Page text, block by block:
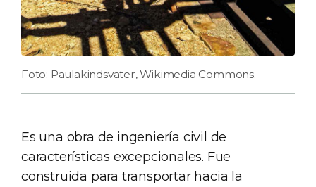
Foto: Paulakindsvater, Wikimedia Commons.
Es una obra de ingeniería civil de
características excepcionales. Fue
construida para transportar hacia la